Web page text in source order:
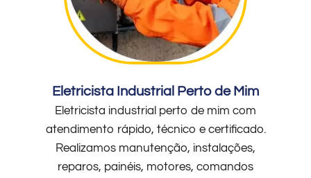
Eletricista Industrial Perto de Mim
Eletricista industrial perto de mim com
atendimento rápido, técnico e certificado.
Realizamos manutenção, instalações,
reparos, painéis, motores, comandos